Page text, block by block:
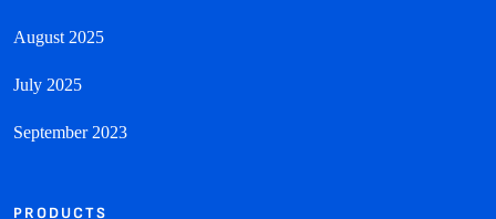
August 2025
July 2025
September 2023
PRODUCTS